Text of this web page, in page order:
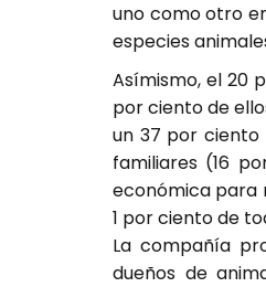
uno como otro
especies
Asímismo, el 20
por ciento de
un 37 por
familiares (16
económica para
1 por ciento de
La compañía
dueños de